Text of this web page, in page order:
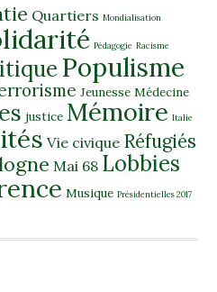
Quartiers Mondialisation
Pédagogie Racisme
Populisme
Jeunesse Médecine
justice Mémoire Italie
Vie civique Réfugiés
Mai 68 Lobbies
Musique Présidentielles 2017